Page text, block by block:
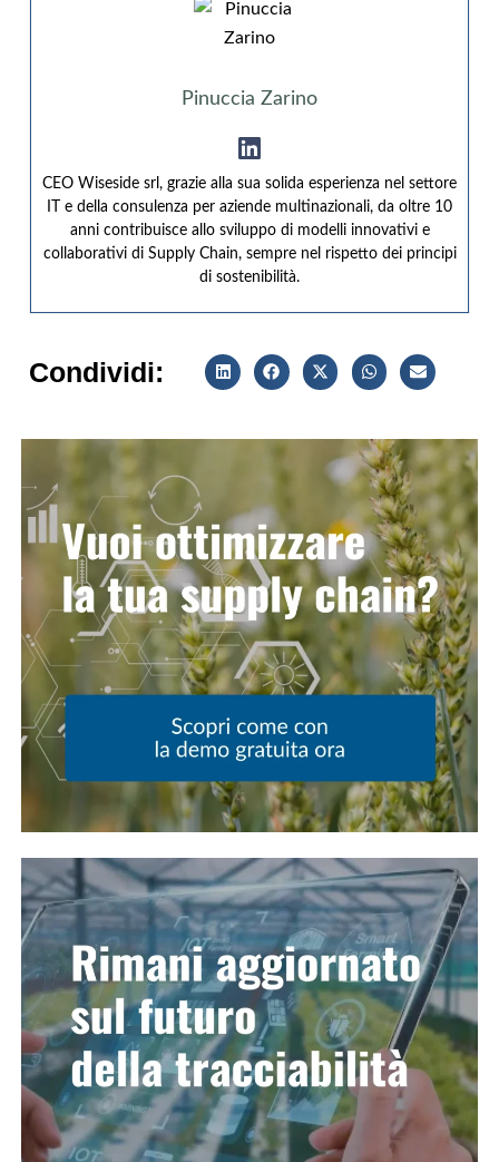
Pinuccia Zarino
CEO Wiseside srl, grazie alla sua solida esperienza nel settore
IT e della consulenza per aziende multinazionali, da oltre 10
anni contribuisce allo sviluppo di modelli innovativi e
collaborativi di Supply Chain, sempre nel rispetto dei principi
di sostenibilità.
Condividi: